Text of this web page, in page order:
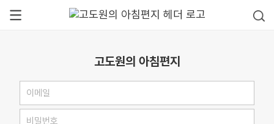
고도원의 아침편지